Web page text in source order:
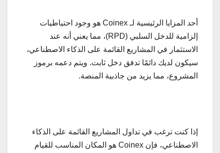
أحد المزايا الرئيسية لـ Coinex هو وجود احتياطيات
إلزامية للدخل السلبي (RPD)، مما يعني أنه عند
الاستثمار في المشاريع القائمة على الذكاء الاصطناعي،
سيكون لديك دائمًا تدفق دخل ثابت. ويتم دعمه برموز
المشروع، مما يزيد من جاذبية المنصة.
إذا كنت ترغب في تداول المشاريع القائمة على الذكاء
الاصطناعي، فإن Coinex هو المكان المناسب للقيام